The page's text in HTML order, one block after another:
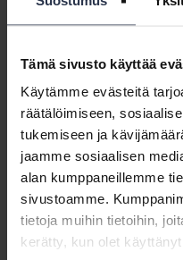
Tämä sivusto käyttää
Käytämme evästeitä
räätälöimiseen,
tukemiseen ja
jaamme sosiaalisen
alan kumppaneillemme
sivustoamme.
tietoja muihin tietoihin,
kerätty, kun olet
Tämä